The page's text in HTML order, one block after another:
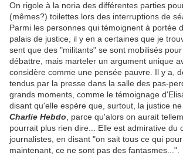
On rigole à la noria des différentes parties
(mêmes?) toilettes lors des interruptions de
Parmi les personnes qui témoignent à portée
palais de justice, il y en a certaines que je
sent que des "militants" se sont mobilisés
débattre, mais marteler un argument unique
considère comme une pensée pauvre. Il y a,
tendus par la presse dans la salle des pas-
grands moments, comme le témoignage
disant qu'elle espère que, surtout, la justice
Charlie Hebdo , parce qu'alors on aurait
pourrait plus rien dire... Elle est admirative du
journalistes, en disant "on sait tous ce qui
maintenant, ce ne sont pas des fantasmes...".